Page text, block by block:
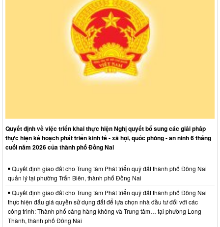
Quyết định về việc triển khai thực hiện Nghị quyết bổ sung các giải pháp
thực hiện kế hoạch phát triển kinh tế - xã hội, quốc phòng - an ninh 6 tháng
cuối năm 2026 của thành phố Đồng Nai
Quyết định giao đất cho Trung tâm Phát triển quỹ đất thành phố Đồng Nai
quản lý tại phường Trấn Biên, thành phố Đồng Nai
Quyết định giao đất cho Trung tâm Phát triển quỹ đất thành phố Đồng Nai
thực hiện đấu giá quyền sử dụng đất để lựa chọn nhà đầu tư đối với các
công trình: Thành phố cảng hàng không và Trung tâm… tại phường Long
Thành, thành phố Đồng Nai